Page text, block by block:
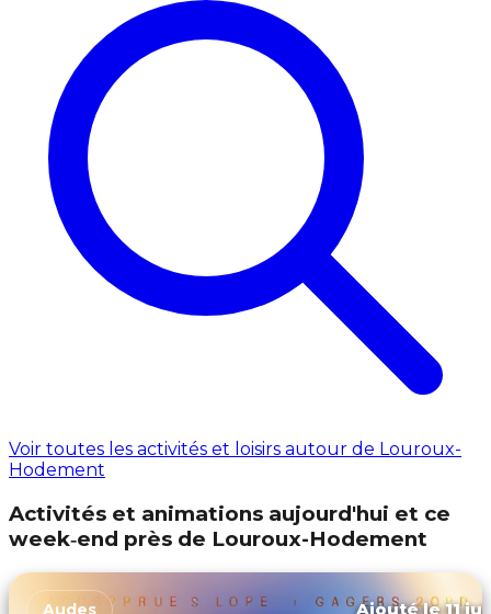
Voir toutes les activités et loisirs autour de Louroux-
Hodement
Activités et animations aujourd'hui et ce
week‑end près de Louroux-Hodement
Audes Ajouté le 11